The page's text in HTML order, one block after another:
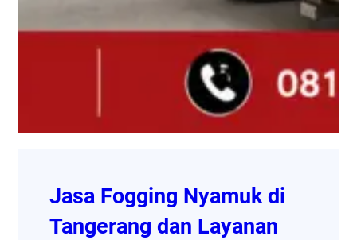
Jasa Fogging Nyamuk di
Tangerang dan Layanan